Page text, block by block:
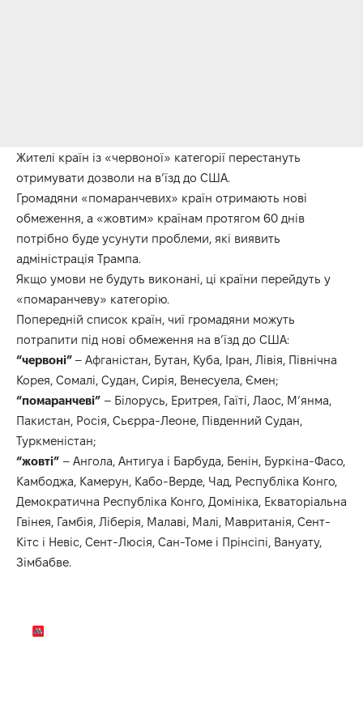
Жителі країн із «червоної» категорії перестануть
отримувати дозволи на в’їзд до США.
Громадяни «помаранчевих» країн отримають нові
обмеження, а «жовтим» країнам протягом 60 днів
потрібно буде усунути проблеми, які виявить
адміністрація Трампа.
Якщо умови не будуть виконані, ці країни перейдуть у
«помаранчеву» категорію.
Попередній список країн, чиї громадяни можуть
потрапити під нові обмеження на в’їзд до США:
“червоні” – Афганістан, Бутан, Куба, Іран, Лівія, Північна
Корея, Сомалі, Судан, Сирія, Венесуела, Ємен;
“помаранчеві” – Білорусь, Еритрея, Гаїті, Лаос, М’янма,
Пакистан, Росія, Сьєрра-Леоне, Південний Судан,
Туркменістан;
“жовті” – Ангола, Антигуа і Барбуда, Бенін, Буркіна-Фасо,
Камбоджа, Камерун, Кабо-Верде, Чад, Республіка Конго,
Демократична Республіка Конго, Домініка, Екваторіальна
Гвінея, Гамбія, Ліберія, Малаві, Малі, Мавританія, Сент-
Кітс і Невіс, Сент-Люсія, Сан-Томе і Прінсіпі, Вануату,
Зімбабве.